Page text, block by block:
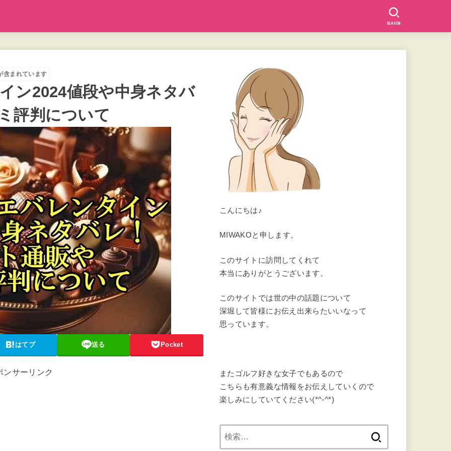
SEARCH
含まれています
ン2024値段や中身ネタバ
評判について
はてブ 送る Pocket
ンサーリンク
こんにちは♪
MIWAKOと申します。
このサイトに訪問してくれて
本当にありがとうございます。
このサイトでは世の中の話題について
深堀して皆様にお伝え出来らたいいなって
思っています。
またゴルフ好きな女子でもあるので
こちらも有意義な情報をお伝えしていくので
楽しみにしていてください(*^-^*)